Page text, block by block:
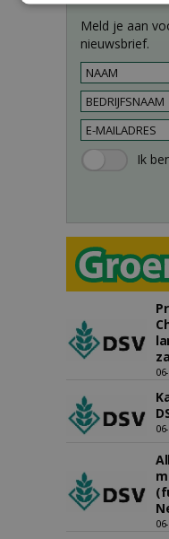
Meld je aan
nieuwsbrief.